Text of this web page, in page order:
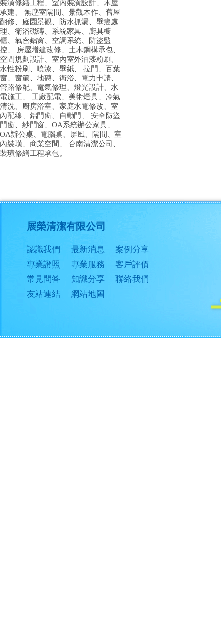
裝潢修繕工程、室內裝潢設計、木屋
承建、 無塵室隔間、景觀木作、舊屋
翻修、庭園景觀、防水抓漏、壁癌處
理、衛浴磁磚、系統家具、廚具櫥
櫃、氣密鋁窗、空調系統、防盜監
控、 房屋增建改修、土木鋼構承包、
空間規劃設計、室內室外油漆粉刷、
水性粉刷、噴漆、壁紙、 拉門、百葉
窗、窗簾、地磚、衛浴、電力申請、
管路修配、電氣修理、燈光設計、水
電施工、 工廠配電、美術燈具、冷氣
清洗、廚房浴室、家庭水電修改、室
內配線、鋁門窗、自動門、 安全防盜
門窗、紗門窗、OA系統辦公家具、
OA辦公桌、電腦桌、屏風、隔間、室
內裝璜、商業空間、 台南清潔公司、
裝璜修繕工程承包。
展榮清潔有限公司
認識我們 最新消息
案例分享
專業證照
專業服務
客戶評價
常見問答
知識分享
聯絡我們
友站連結
網站地圖